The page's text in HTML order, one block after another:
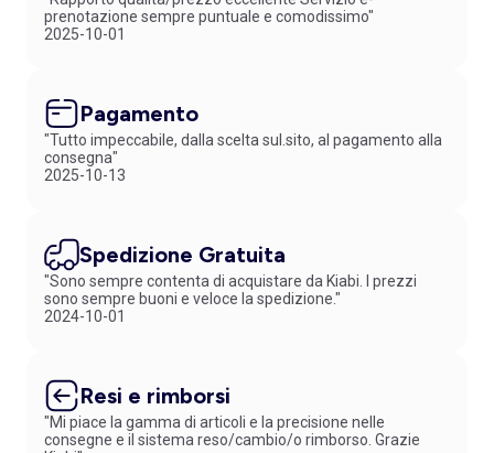
prenotazione sempre puntuale e comodissimo"
2025-10-01
Pagamento
"Tutto impeccabile, dalla scelta sul.sito, al pagamento alla
consegna"
2025-10-13
Spedizione Gratuita
"Sono sempre contenta di acquistare da Kiabi. I prezzi
sono sempre buoni e veloce la spedizione."
2024-10-01
Resi e rimborsi
"Mi piace la gamma di articoli e la precisione nelle
consegne e il sistema reso/cambio/o rimborso. Grazie